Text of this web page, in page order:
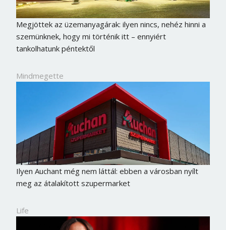
Megjöttek az üzemanyagárak: ilyen nincs, nehéz hinni a
szemünknek, hogy mi történik itt – ennyiért
tankolhatunk péntektől
Mindmegette
Ilyen Auchant még nem láttál: ebben a városban nyílt
meg az átalakított szupermarket
Life